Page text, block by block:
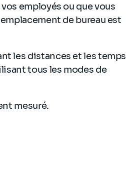
employés ou que vous
de bureau est
les distances et les temps
tous les modes de
mesuré.